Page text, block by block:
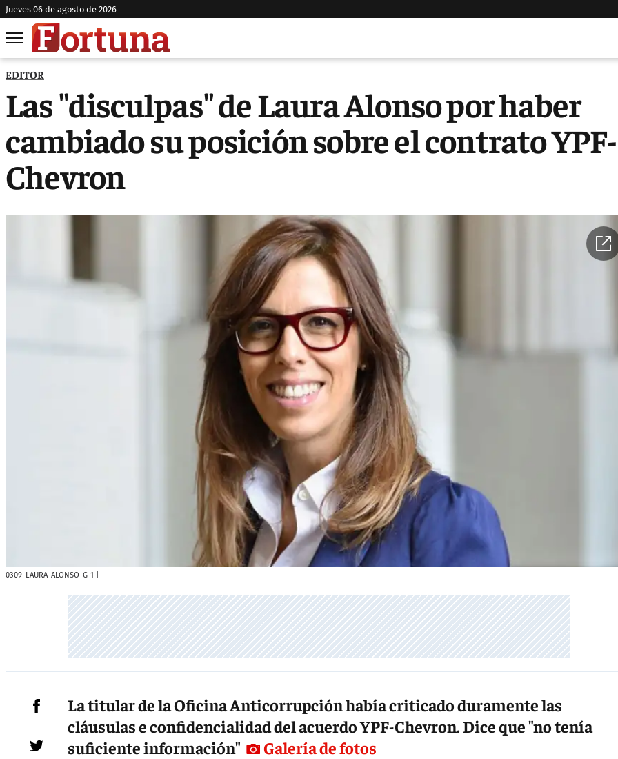
jueves 06 de agosto de 2026
EDITOR
Las "disculpas" de Laura Alonso por haber
cambiado su posición sobre el contrato YPF-
Chevron
0309-LAURA-ALONSO-G-1
La titular de la Oficina Anticorrupción había criticado duramente las
cláusulas e confidencialidad del acuerdo YPF-Chevron. Dice que "no tenía
suficiente información"
Galería de fotos